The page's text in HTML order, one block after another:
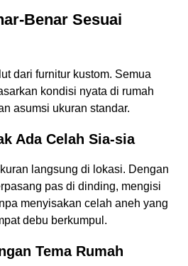
Benar Sesuai
dari furnitur kustom. Semua
kondisi nyata di rumah
asumsi ukuran standar.
Ada Celah Sia-sia
langsung di lokasi. Dengan
pas di dinding, mengisi
menyisakan celah aneh yang
debu berkumpul.
Tema Rumah